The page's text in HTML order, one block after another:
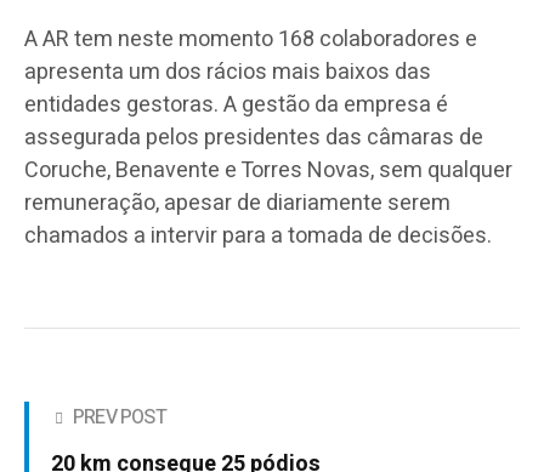
A AR tem neste momento 168 colaboradores e
apresenta um dos rácios mais baixos das
entidades gestoras. A gestão da empresa é
assegurada pelos presidentes das câmaras de
Coruche, Benavente e Torres Novas, sem qualquer
remuneração, apesar de diariamente serem
chamados a intervir para a tomada de decisões.
PREV POST
20 km consegue 25 pódios